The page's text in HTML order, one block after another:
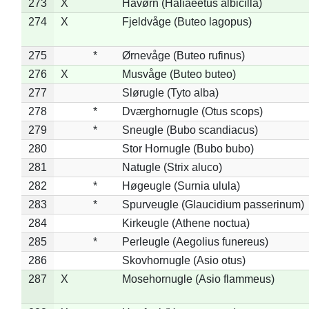
273 X
Havørn (Haliaeetus albicilla)
274
X Fjeldvåge (Buteo lagopus)
275 *
Ørnevåge (Buteo rufinus)
276
X
Musvåge (Buteo buteo)
277
Slørugle (Tyto alba)
278
*
Dværghornugle (Otus scops)
279
*
Sneugle (Bubo scandiacus)
280
Stor Hornugle (Bubo bubo)
281
Natugle (Strix aluco)
282
*
Høgeugle (Surnia ulula)
283
*
Spurveugle (Glaucidium passerinum)
284
Kirkeugle (Athene noctua)
285
*
Perleugle (Aegolius funereus)
286
Skovhornugle (Asio otus)
287
X Mosehornugle (Asio flammeus)